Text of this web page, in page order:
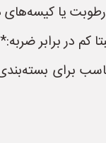
یا کیسه‌های
کم در برابر
برای